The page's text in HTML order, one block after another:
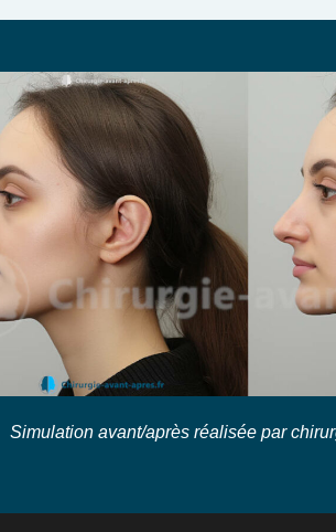
Simulation avant/après réalisée par